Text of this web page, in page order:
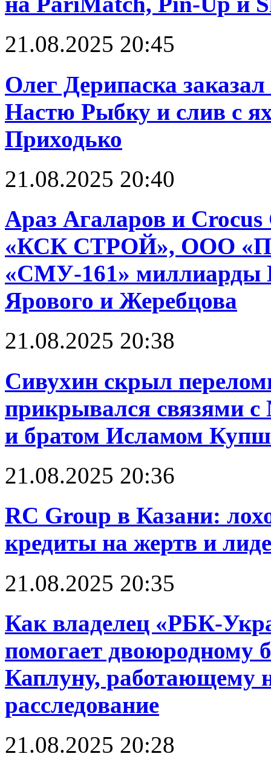
21.08.2025 20:45
Олег Дерипаска
Настю Рыбку и слив с
Приходько
21.08.2025 20:40
Араз Агаларов и
«КСК СТРОЙ», ООО
«СМУ-161» миллиарды
Ярового и Жеребцова
21.08.2025 20:38
Сивухин скрыл
прикрывался связями
и братом Исламом
21.08.2025 20:36
RC Group в Казани:
кредиты на жертв и
21.08.2025 20:35
Как владелец «РБК-
помогает двоюродному
Каплуну, работающему
расследование
21.08.2025 20:28